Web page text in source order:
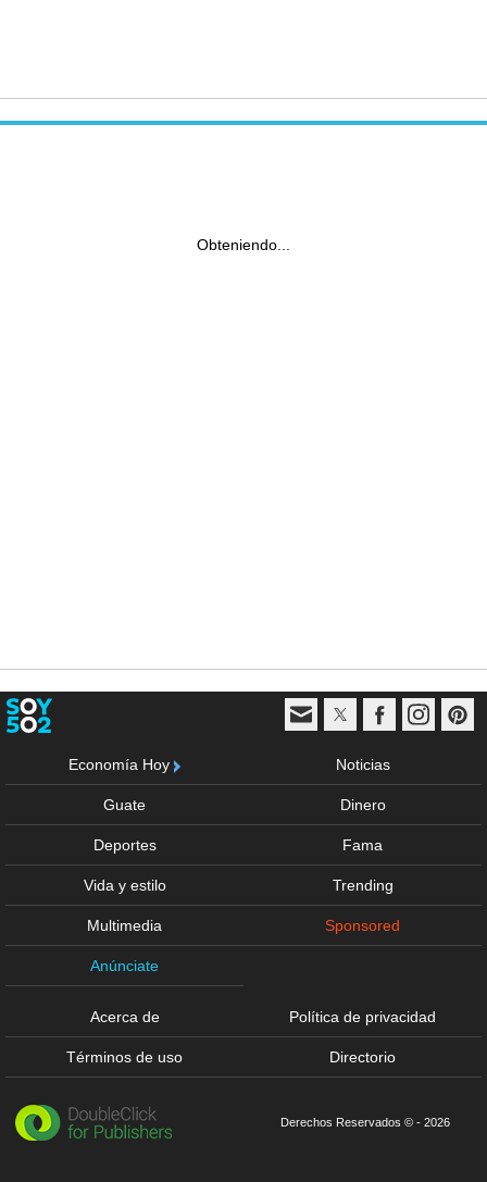
Obteniendo...
Economía Hoy Noticias
Guate Dinero
Deportes Fama
Vida y estilo Trending
Multimedia Sponsored
Anúnciate
Acerca de Política de privacidad
Términos de uso Directorio
Derechos Reservados © - 2026